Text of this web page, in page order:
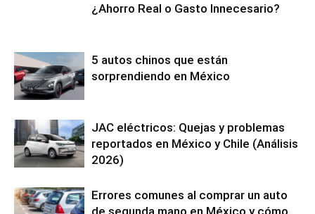
¿Ahorro Real o Gasto Innecesario?
5 autos chinos que están
sorprendiendo en México
JAC eléctricos: Quejas y problemas
reportados en México y Chile (Análisis
2026)
Errores comunes al comprar un auto
de segunda mano en México y cómo